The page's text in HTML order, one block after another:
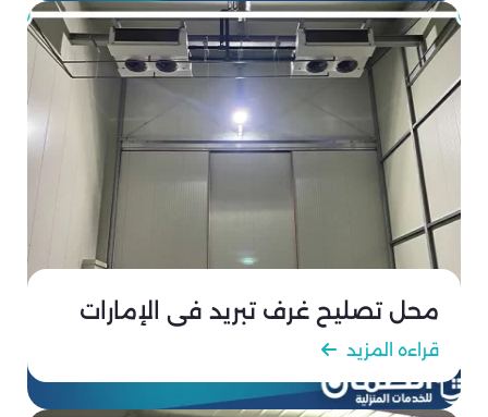
محل تصليح غرف تبريد في الإمارات
قراءه المزيد